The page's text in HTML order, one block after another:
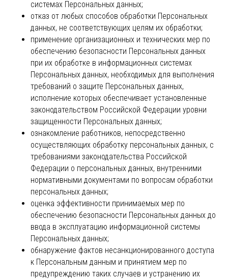
системах Персональных данных;
отказ от любых способов обработки Персональных
данных, не соответствующих целям их обработки;
применение организационных и технических мер по
обеспечению безопасности Персональных данных
при их обработке в информационных системах
Персональных данных, необходимых для выполнения
требований о защите Персональных данных,
исполнение которых обеспечивает установленные
законодательством Российской Федерации уровни
защищенности Персональных данных;
ознакомление работников, непосредственно
осуществляющих обработку персональных данных, с
требованиями законодательства Российской
Федерации о персональных данных, внутренними
нормативными документами по вопросам обработки
персональных данных;
оценка эффективности принимаемых мер по
обеспечению безопасности Персональных данных до
ввода в эксплуатацию информационной системы
Персональных данных;
обнаружение фактов несанкционированного доступа
к Персональным данным и принятием мер по
предупреждению таких случаев и устранению их
Telegram Менеджера
Telegram Отдела заботы
КОНТАКТЫ